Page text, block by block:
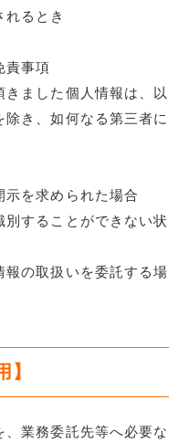
るとき
責事項
ました個人情報は、以
き、如何なる第三者に
を求められた場合
別することができない状
の取扱いを委託する場
業務委託先等へ必要な